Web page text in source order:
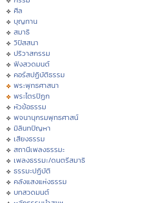
ศีล
บุญทาน
สมาธิ
วิปัสสนา
ปริวาสกรรม
ฟังสวดมนต์
คอร์สปฏิบัติธรรม
พระพุทธศาสนา
พระไตรปิฏก
หัวข้อธรรม
พจนานุกรมพุทธศาสน์
มิลินทปัญหา
เสียงธรรม
สถานีเพลงธรรมะ
เพลงธรรมะ/ดนตรีสมาธิ
ธรรมะปฏิบัติ
คลังแสงแห่งธรรม
บทสวดมนต์